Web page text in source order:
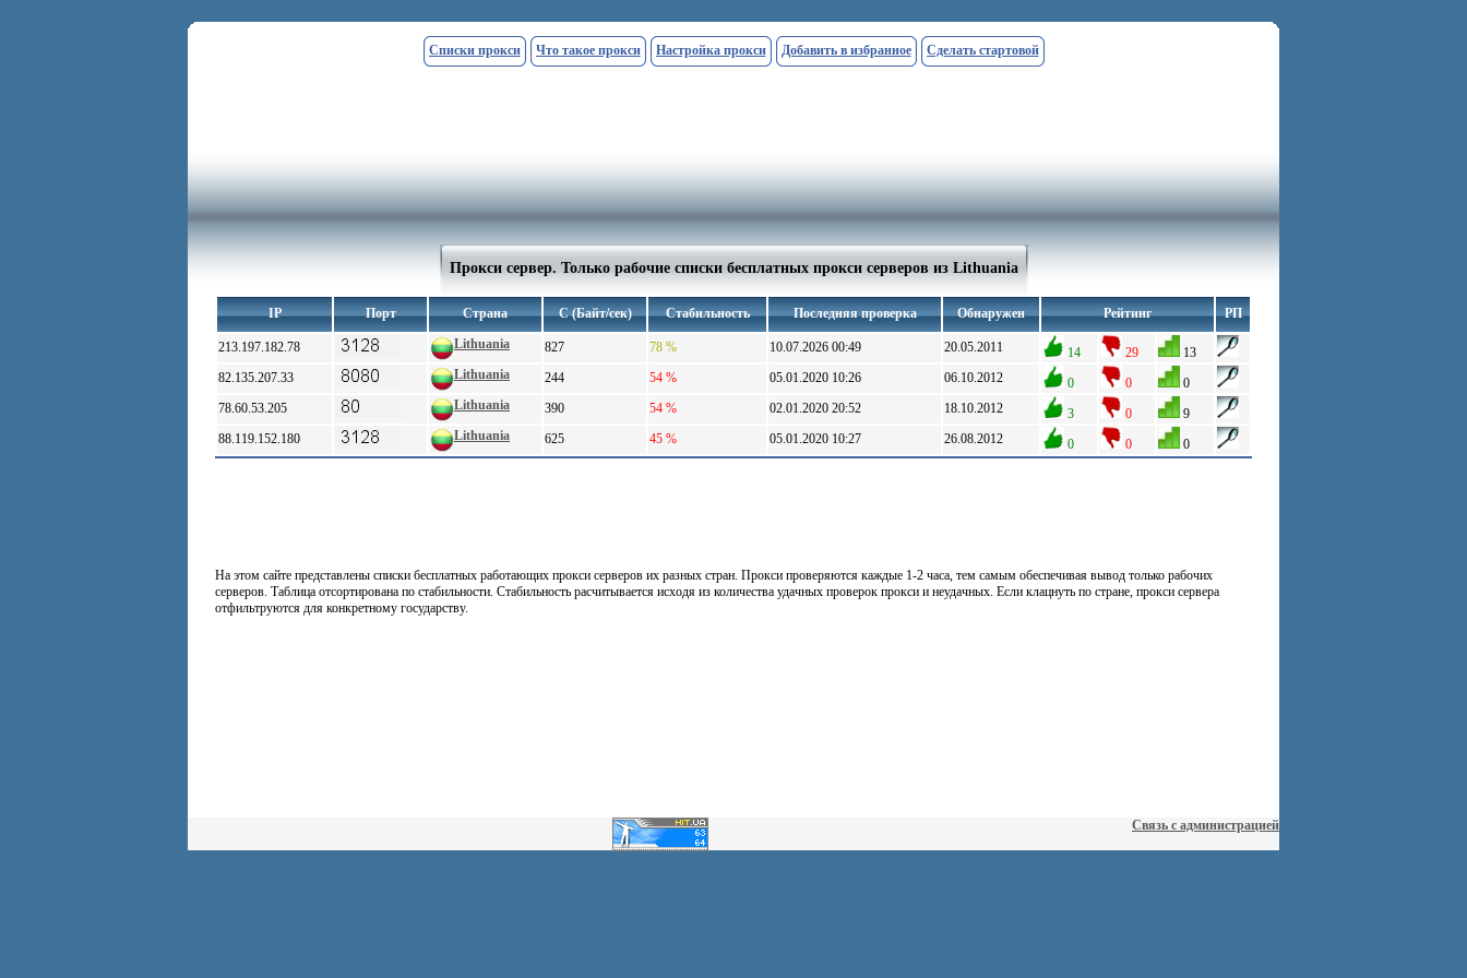
Списки прокси Что такое прокси Настройка прокси Добавить в избранное Сделать стартовой
Прокси сервер. Только рабочие списки бесплатных прокси серверов из Lithuania
IP Порт Страна С (Байт/сек) Стабильность Последняя проверка Обнаружен Рейтинг РП
213.197.182.78 Lithuania 827 78 % 10.07.2026 00:49 20.05.2011 14 29
13
82.135.207.33
Lithuania 244 54 % 05.01.2020 10:26 06.10.2012 0 0
0
78.60.53.205
Lithuania 390 54 % 02.01.2020 20:52 18.10.2012 3 0
9
88.119.152.180
Lithuania 625 45 % 05.01.2020 10:27 26.08.2012 0 0 0
На этом сайте представлены списки бесплатных работающих прокси серверов их разных стран. Прокси проверяются каждые 1-2 часа, тем самым обеспечивая вывод только рабочих
серверов. Таблица отсортирована по стабильности. Стабильность расчитывается исходя из количества удачных проверок прокси и неудачных. Если клацнуть по стране, прокси сервера
отфильтруются для конкретному государству.
Связь с администрацией